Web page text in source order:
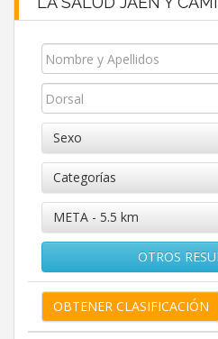
Sexo
Categorías
META - 5.5 km
OTROS